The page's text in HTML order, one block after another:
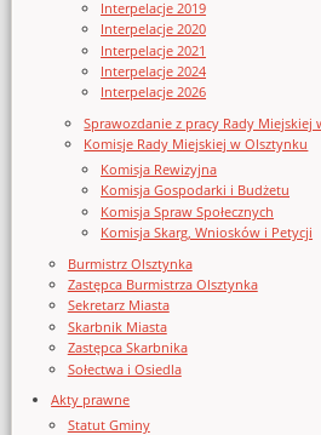
Interpelacje 2019
Interpelacje 2020
Interpelacje 2021
Interpelacje 2024
Interpelacje 2026
Sprawozdanie z pracy Rady Miejskiej
Komisje Rady Miejskiej w Olsztynku
Komisja Rewizyjna
Komisja Gospodarki i Budżetu
Komisja Spraw Społecznych
Komisja Skarg, Wniosków i Petycji
Burmistrz Olsztynka
Zastępca Burmistrza Olsztynka
Sekretarz Miasta
Skarbnik Miasta
Zastępca Skarbnika
Sołectwa i Osiedla
Akty prawne
Statut Gminy